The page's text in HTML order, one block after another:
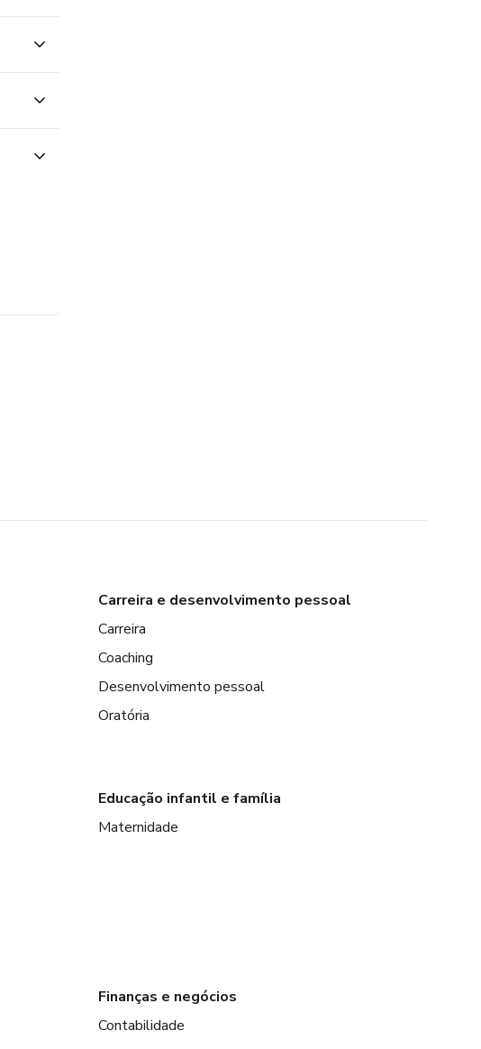
Carreira e desenvolvimento pessoal
Carreira
Coaching
Desenvolvimento pessoal
Oratória
Educação infantil e família
Maternidade
Finanças e negócios
Contabilidade